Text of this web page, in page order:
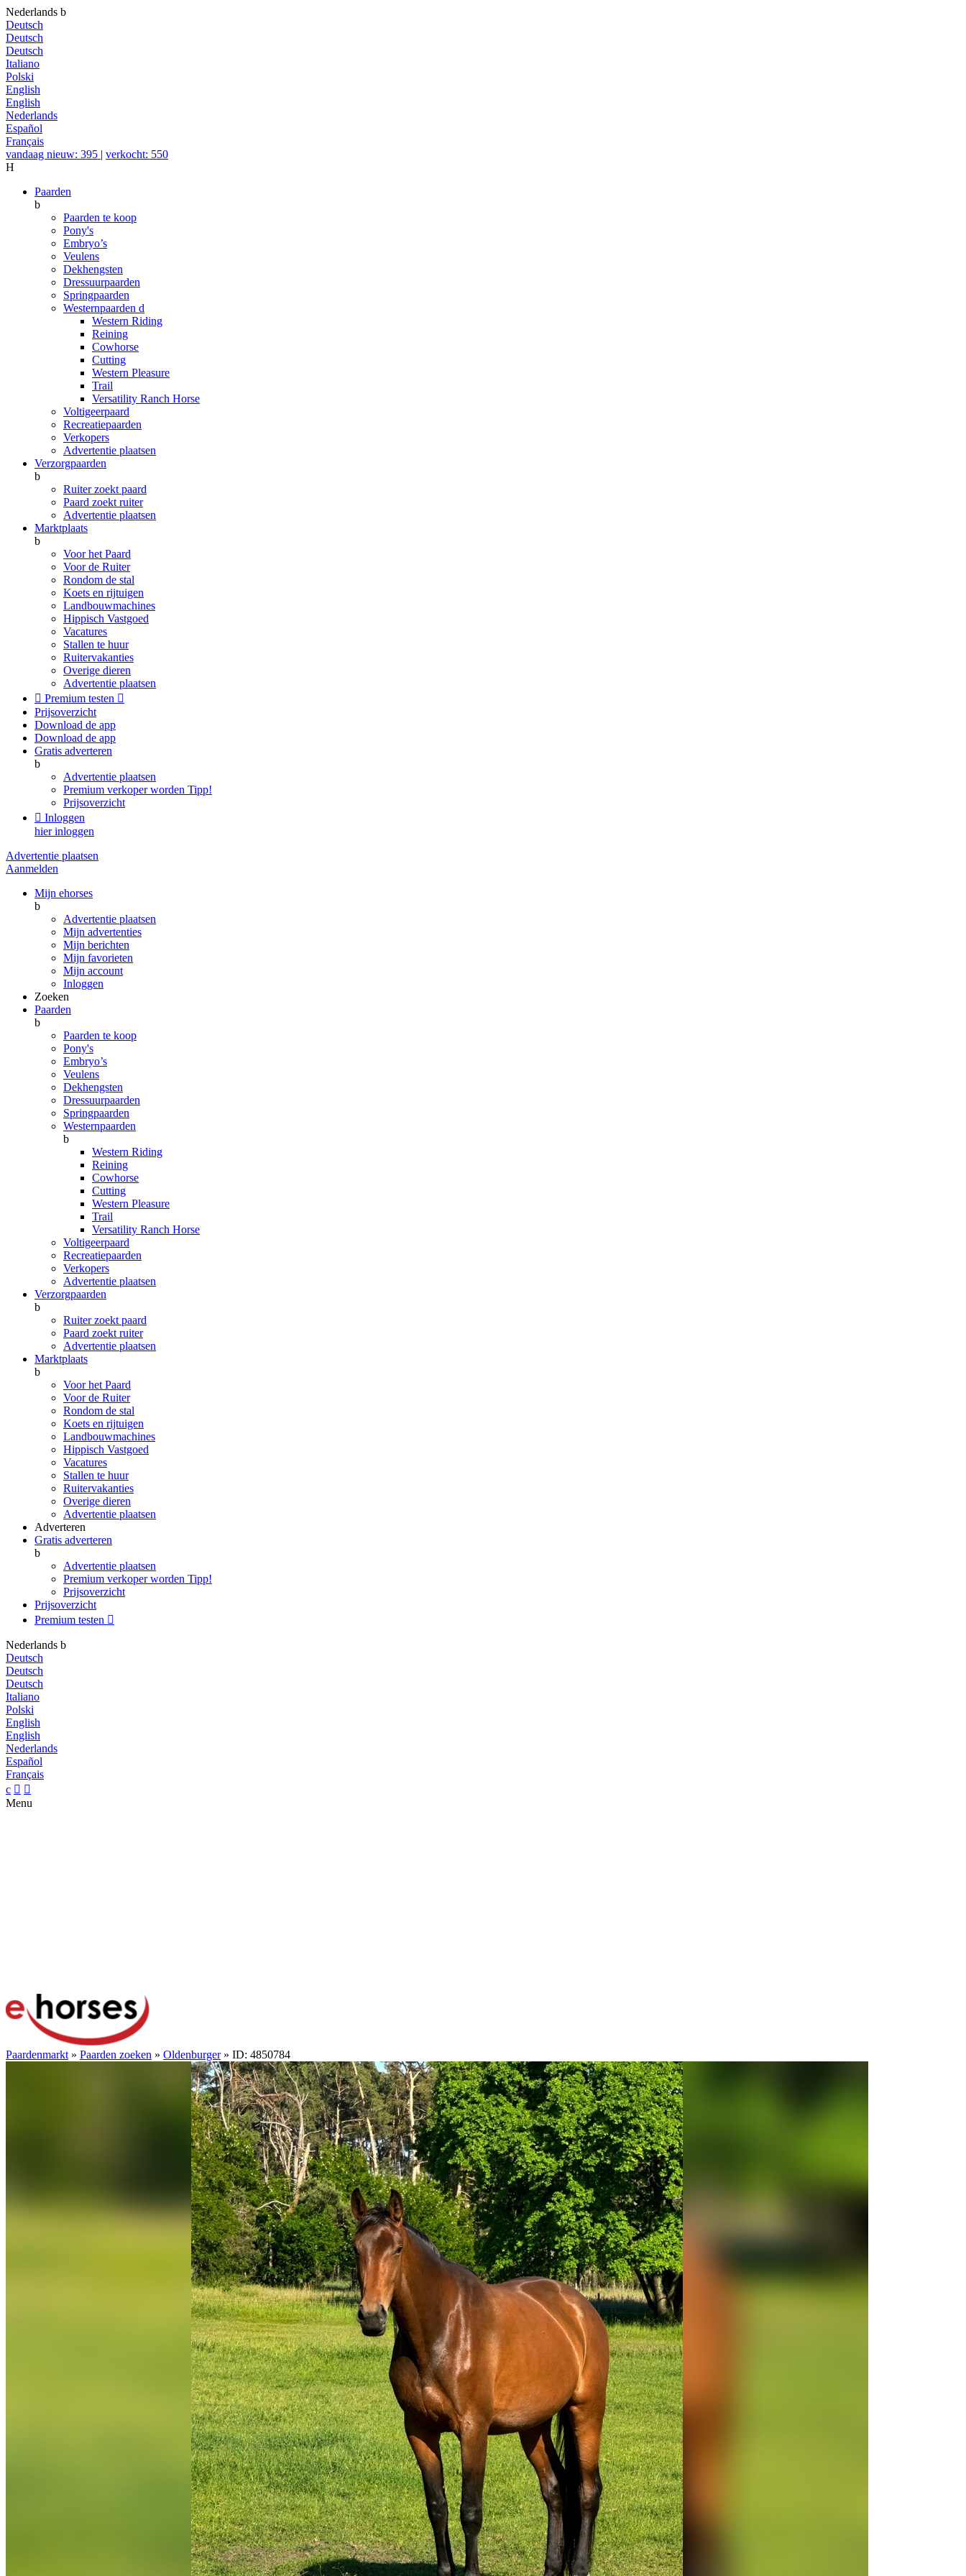
Nederlands b
Deutsch
Deutsch
Deutsch
Italiano
Polski
English
English
Nederlands
Español
Français
vandaag nieuw: 395 | verkocht: 550
H
Paarden
b
Paarden te koop
Pony's
Embryo’s
Veulens
Dekhengsten
Dressuurpaarden
Springpaarden
Westernpaarden d
Western Riding
Reining
Cowhorse
Cutting
Western Pleasure
Trail
Versatility Ranch Horse
Voltigeerpaard
Recreatiepaarden
Verkopers
Advertentie plaatsen
Verzorgpaarden
b
Ruiter zoekt paard
Paard zoekt ruiter
Advertentie plaatsen
Marktplaats
b
Voor het Paard
Voor de Ruiter
Rondom de stal
Koets en rijtuigen
Landbouwmachines
Hippisch Vastgoed
Vacatures
Stallen te huur
Ruitervakanties
Overige dieren
Advertentie plaatsen
 Premium testen 
Prijsoverzicht
Download de app
Download de app
Gratis adverteren
b
Advertentie plaatsen
Premium verkoper worden Tipp!
Prijsoverzicht
 Inloggen
hier inloggen
Advertentie plaatsen
Aanmelden
Mijn ehorses
b
Advertentie plaatsen
Mijn advertenties
Mijn berichten
Mijn favorieten
Mijn account
Inloggen
Zoeken
Paarden
b
Paarden te koop
Pony's
Embryo’s
Veulens
Dekhengsten
Dressuurpaarden
Springpaarden
Westernpaarden
b
Western Riding
Reining
Cowhorse
Cutting
Western Pleasure
Trail
Versatility Ranch Horse
Voltigeerpaard
Recreatiepaarden
Verkopers
Advertentie plaatsen
Verzorgpaarden
b
Ruiter zoekt paard
Paard zoekt ruiter
Advertentie plaatsen
Marktplaats
b
Voor het Paard
Voor de Ruiter
Rondom de stal
Koets en rijtuigen
Landbouwmachines
Hippisch Vastgoed
Vacatures
Stallen te huur
Ruitervakanties
Overige dieren
Advertentie plaatsen
Adverteren
Gratis adverteren
b
Advertentie plaatsen
Premium verkoper worden Tipp!
Prijsoverzicht
Prijsoverzicht
Premium testen 
Nederlands b
Deutsch
Deutsch
Deutsch
Italiano
Polski
English
English
Nederlands
Español
Français
c  
Menu
Paardenmarkt » Paarden zoeken » Oldenburger» ID: 4850784